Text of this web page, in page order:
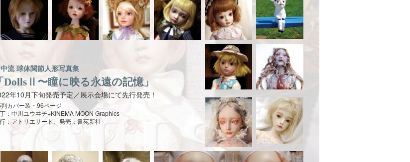
中流 球体関節人形写真集
DollsⅡ〜瞳に映る永遠の記憶」
年10月下旬発売予定／展示会場にて先行発売！
カバー装・96ページ
：中川ユウヰチ+KINEMA MOON Graphics
：アトリエサード、発売：書苑新社